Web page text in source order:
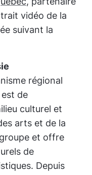
vidéo de la
suivant la
régional
de
culturel et
arts et de la
et offre
de
Depuis